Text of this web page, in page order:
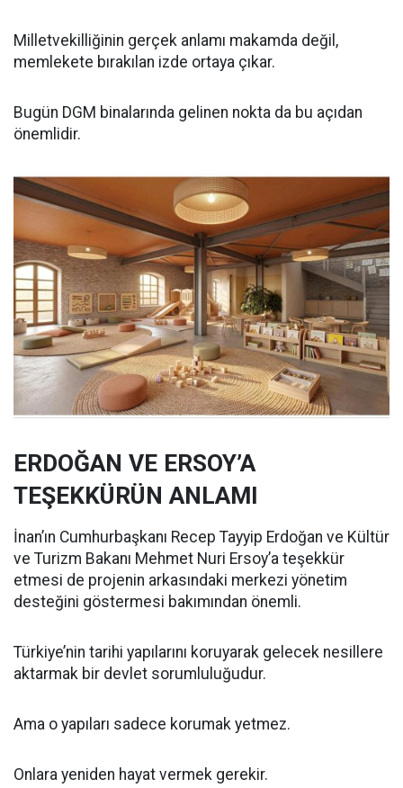
Milletvekilliğinin gerçek anlamı makamda değil,
memlekete bırakılan izde ortaya çıkar.
Bugün DGM binalarında gelinen nokta da bu açıdan
önemlidir.
ERDOĞAN VE ERSOY’A
TEŞEKKÜRÜN ANLAMI
İnan’ın Cumhurbaşkanı Recep Tayyip Erdoğan ve Kültür
ve Turizm Bakanı Mehmet Nuri Ersoy’a teşekkür
etmesi de projenin arkasındaki merkezi yönetim
desteğini göstermesi bakımından önemli.
Türkiye’nin tarihi yapılarını koruyarak gelecek nesillere
aktarmak bir devlet sorumluluğudur.
Ama o yapıları sadece korumak yetmez.
Onlara yeniden hayat vermek gerekir.